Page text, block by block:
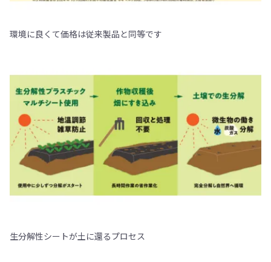
環境に良くて価格は従来製品と同等です
生分解性シートが土に還るプロセス